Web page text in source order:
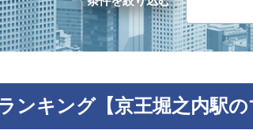
ンキング【京王堀之内駅の